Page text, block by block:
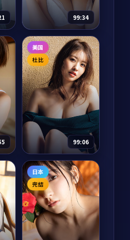
一日三餐、整理衣
柜、阳台种菜，把综
艺还给「家」。
97,499 8.6 喜剧
情
99:34
迷城档案
动漫 2024
主演：黄渤、汤唯 等
迷城档案是一部以冒
险为核心的影视作
品，围绕危机、反转
与人物成长展开，整
体节奏紧凑，值得推
荐观看。
58,520 9.1 冒险
美国
杜比
99:06
海上钢琴师·再
见1900
电影 2024
主演：蒂莫西·查拉
梅、弗洛伦斯·皮尤
在传奇钢琴师 1900 拒
绝下船的传说之后，
他十六岁的学徒艾莉
日本
完结